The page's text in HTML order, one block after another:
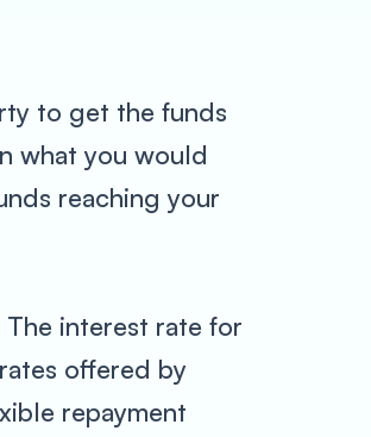
to get the funds
what you would
reaching your
interest rate for
offered by
repayment